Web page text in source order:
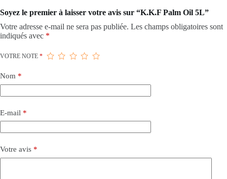
Soyez le premier à laisser votre avis sur “K.K.F Palm Oil 5L”
Votre adresse e-mail ne sera pas publiée. Les champs obligatoires sont
indiqués avec *
VOTRE NOTE *
Nom *
E-mail *
Votre avis *